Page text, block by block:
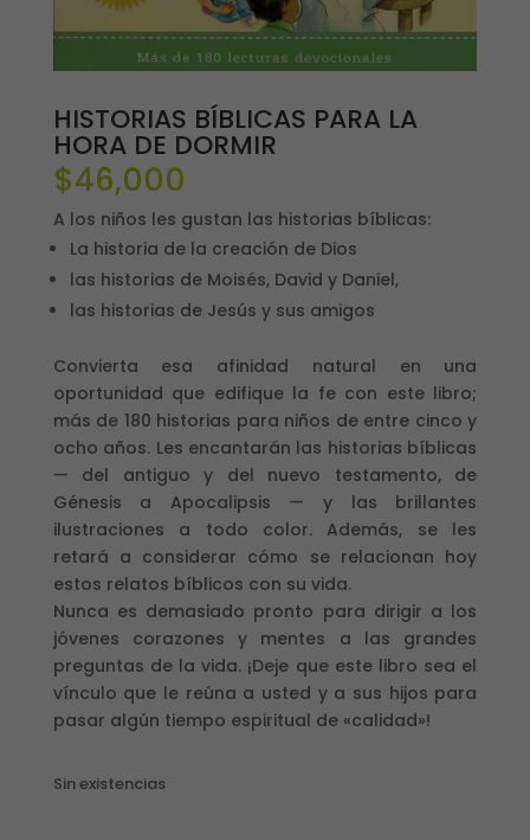
HISTORIAS BÍBLICAS PARA LA
HORA DE DORMIR
$46,000
A los niños les gustan las historias bíblicas:
La historia de la creación de Dios
las historias de Moisés, David y Daniel,
las historias de Jesús y sus amigos
Convierta esa afinidad natural en una
oportunidad que edifique la fe con este libro;
más de 180 historias para niños de entre cinco y
ocho años. Les encantarán las historias bíblicas
— del antiguo y del nuevo testamento, de
Génesis a Apocalipsis — y las brillantes
ilustraciones a todo color. Además, se les
retará a considerar cómo se relacionan hoy
estos relatos bíblicos con su vida.
Nunca es demasiado pronto para dirigir a los
jóvenes corazones y mentes a las grandes
preguntas de la vida. ¡Deje que este libro sea el
vínculo que le reúna a usted y a sus hijos para
pasar algún tiempo espiritual de «calidad»!
Sin existencias